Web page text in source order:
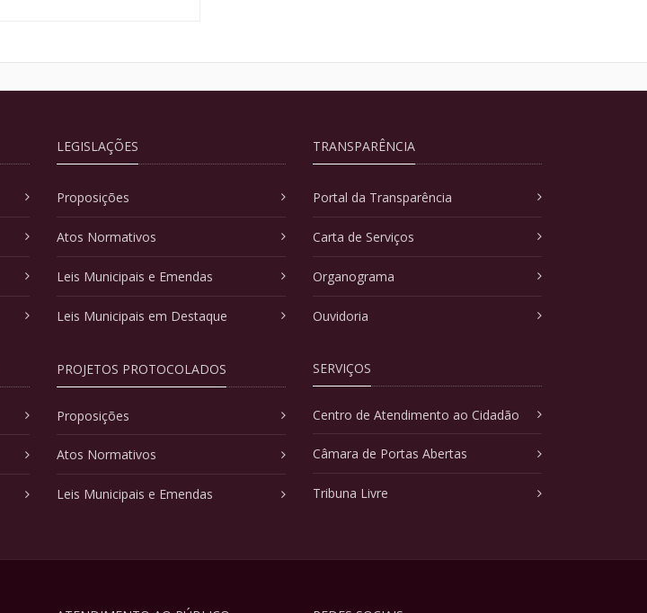
LEGISLAÇÕES
Proposições
Atos Normativos
Leis Municipais e Emendas
Leis Municipais em Destaque
PROJETOS PROTOCOLADOS
Proposições
Atos Normativos
Leis Municipais e Emendas
TRANSPARÊNCIA
Portal da Transparência
Carta de Serviços
Organograma
Ouvidoria
SERVIÇOS
Centro de Atendimento ao Cidadão
Câmara de Portas Abertas
Tribuna Livre